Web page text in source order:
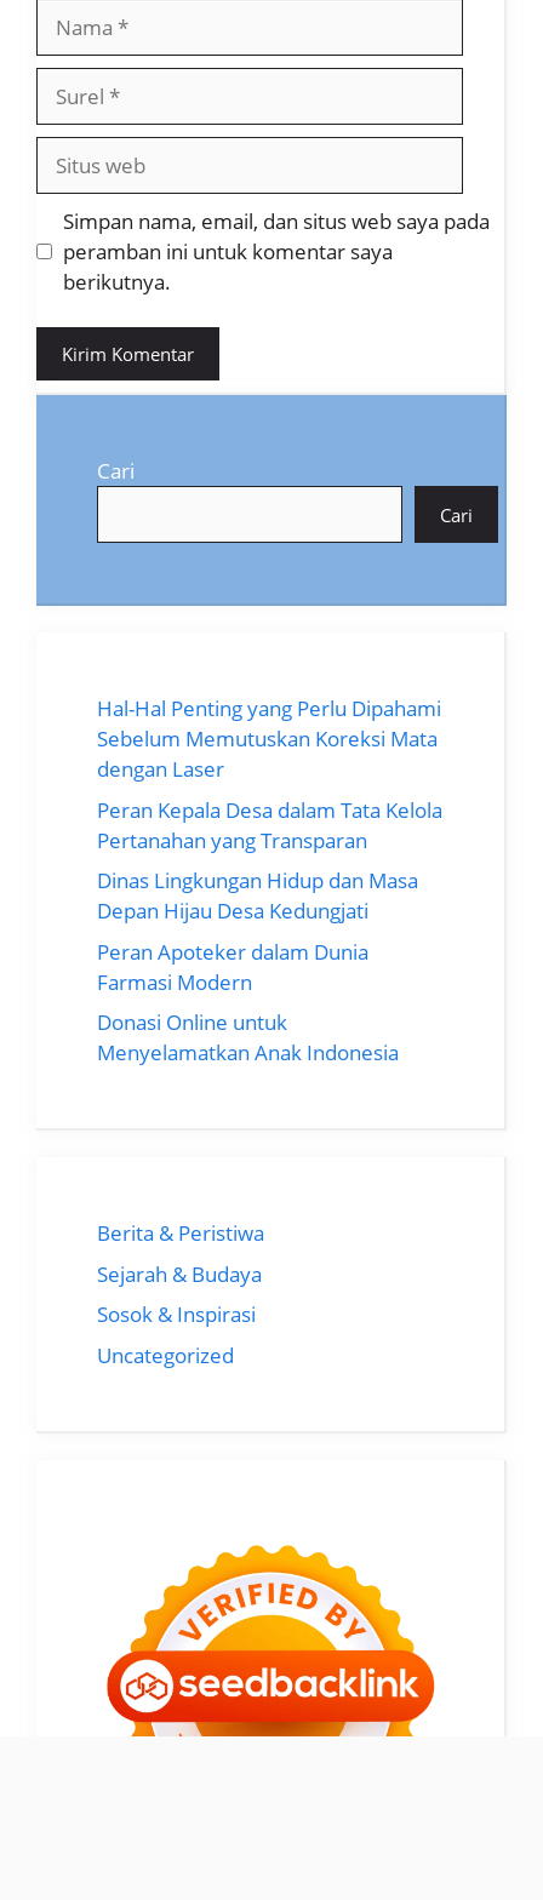
Situs
web
Simpan nama, email, dan situs web saya pada
peramban ini untuk komentar saya
berikutnya.
Cari
Cari
Hal-Hal Penting yang Perlu Dipahami
Sebelum Memutuskan Koreksi Mata
dengan Laser
Peran Kepala Desa dalam Tata Kelola
Pertanahan yang Transparan
Dinas Lingkungan Hidup dan Masa
Depan Hijau Desa Kedungjati
Peran Apoteker dalam Dunia
Farmasi Modern
Donasi Online untuk
Menyelamatkan Anak Indonesia
Berita & Peristiwa
Sejarah & Budaya
Sosok & Inspirasi
Uncategorized